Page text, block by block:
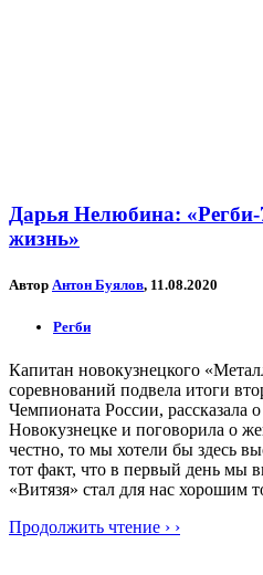
Дарья Нелюбина:
жизнь»
Автор Антон Буялов, 11.08.2020
Регби
Капитан новокузнецкого
соревнований подвела итоги
Чемпионата России, рассказала
Новокузнецке и поговорила о
честно, то мы хотели бы здесь
тот факт, что в первый день мы
«Витязя» стал для нас хорошим
Продолжить чтение › ›